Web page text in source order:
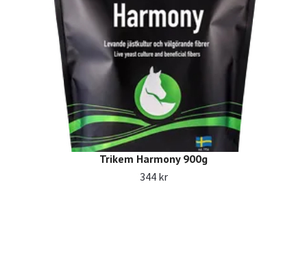
Trikem Harmony 900g
344 kr